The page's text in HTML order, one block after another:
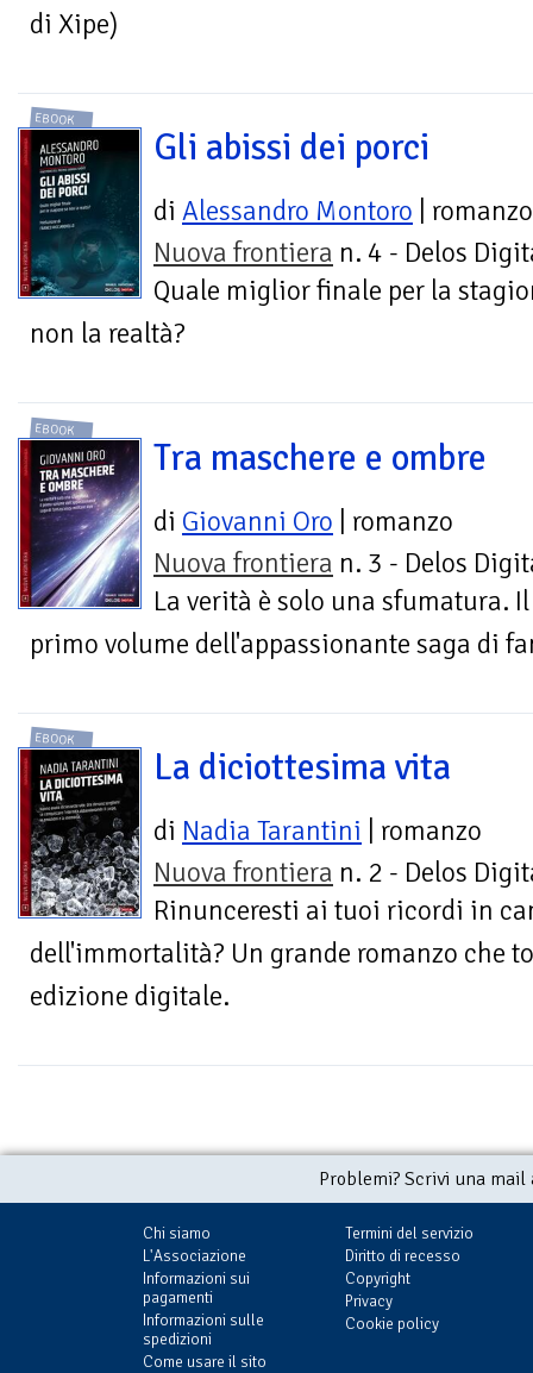
di Xipe)
EBOOK
Gli abissi dei porci
di Alessandro Montoro | romanzo
Nuova frontiera n. 4 - Delos
Quale miglior finale per la
non la realtà?
EBOOK
Tra maschere e ombre
di Giovanni Oro | romanzo
Nuova frontiera n. 3 - Delos
La verità è solo una sfumatura. Il
primo volume dell'appassionante saga di
EBOOK
La diciottesima vita
di Nadia Tarantini | romanzo
Nuova frontiera n. 2 - Delos
Rinunceresti ai tuoi ricordi in
dell'immortalità? Un grande romanzo che
edizione digitale.
Problemi? Scrivi una
Chi siamo
L'Associazione
Informazioni sui
pagamenti
Informazioni sulle
spedizioni
Come usare il sito
Termini del servizio
Diritto di recesso
Copyright
Privacy
Cookie policy